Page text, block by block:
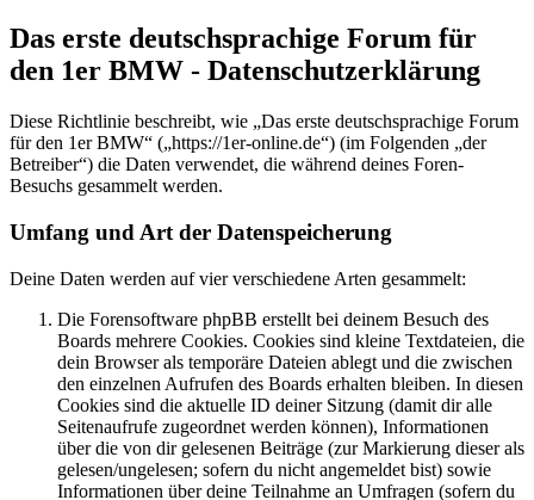
Das erste deutschsprachige Forum für
den 1er BMW - Datenschutzerklärung
Diese Richtlinie beschreibt, wie „Das erste deutschsprachige Forum
für den 1er BMW“ („https://1er-online.de“) (im Folgenden „der
Betreiber“) die Daten verwendet, die während deines Foren-
Besuchs gesammelt werden.
Umfang und Art der Datenspeicherung
Deine Daten werden auf vier verschiedene Arten gesammelt:
Die Forensoftware phpBB erstellt bei deinem Besuch des
Boards mehrere Cookies. Cookies sind kleine Textdateien, die
dein Browser als temporäre Dateien ablegt und die zwischen
den einzelnen Aufrufen des Boards erhalten bleiben. In diesen
Cookies sind die aktuelle ID deiner Sitzung (damit dir alle
Seitenaufrufe zugeordnet werden können), Informationen
über die von dir gelesenen Beiträge (zur Markierung dieser als
gelesen/ungelesen; sofern du nicht angemeldet bist) sowie
Informationen über deine Teilnahme an Umfragen (sofern du